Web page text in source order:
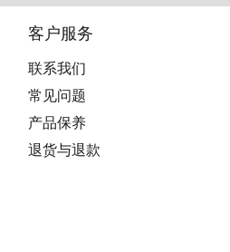
客户服务
联系我们
常见问题
产品保养
退货与退款